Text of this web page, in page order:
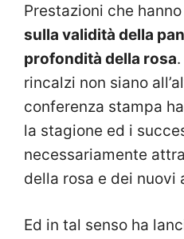
Prestazioni che
sulla validità della
profondità della rosa
rincalzi non siano
conferenza stampa
la stagione ed i
necessariamente
della rosa e dei nuovi
Ed in tal senso ha